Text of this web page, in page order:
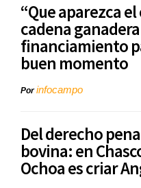
“Que aparezca
cadena
financiamiento
buen momento
Porinfocampo
Del derecho
bovina: en
Ochoa es criar